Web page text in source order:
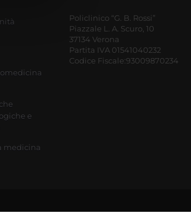
e
medicina
Policlinico “G. B. Rossi”
Piazzale L. A. Scuro, 10
37134 Verona
Partita IVA 01541040232
Codice Fiscale:93009870234